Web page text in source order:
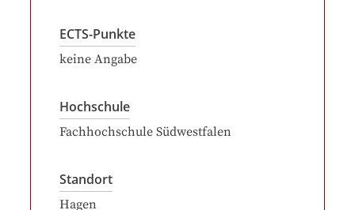
ECTS-Punkte
keine Angabe
Hochschule
Fachhochschule Südwestfalen
Standort
Hagen